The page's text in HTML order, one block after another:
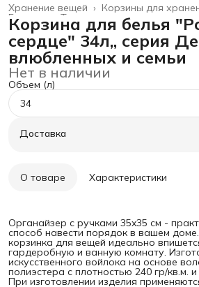
Корзины для
Хранение вещей ›
Товары для дома
Главная
Корзина для белья
сердце" 34л,, серия
влюбленных и семьи
Нет в наличии
Объем (л)
34
Доставка
О товаре Характеристики
Органайзер с ручками 35x35 см -
способ навести порядок в вашем
корзинка для вещей идеально
гардеробную и ванную комнату.
искусственного войлока на основе
полиэстера с плотностью 240 гр/кв.м.
При изготовлении изделия